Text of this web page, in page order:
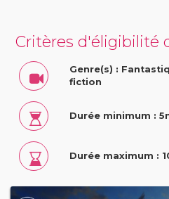
Critères d'éligibilité
Genre(s) :
fiction
Durée minimum :
Durée maximum :